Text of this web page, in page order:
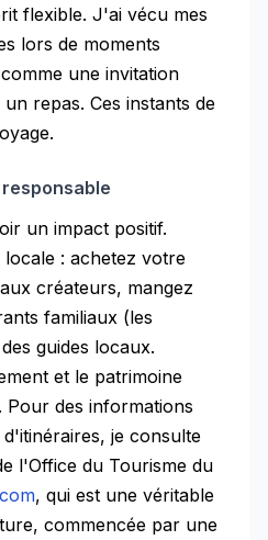
flexible. J'ai vécu mes
lors de moments
une invitation
repas. Ces instants de
un impact positif.
: achetez votre
créateurs, mangez
familiaux (les
guides locaux.
et le patrimoine
Pour des informations
je consulte
l'Office du Tourisme du
, qui est une véritable
commencée par une